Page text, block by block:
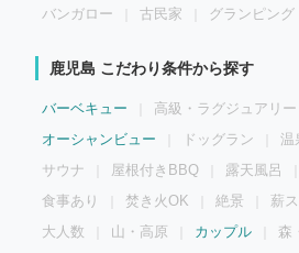
ベッド２台／TV／ドライヤー／タオル・アメニティ
BBQセット（BBQコンロ／網／炭／着火剤／トング
ください。（BBQをされた際、炭は使用されたアル
パーまで車で約１０分 ・指宿市の飲食街まで車で約
レットでご登録になります。 ご協力をお願いいたし
ます。
バンガロー
古民家 グランピング
鹿児島 こだわり条件から探す
バーベキュー 高級・ラグジュアリー
オーシャンビュー
ドッグラン 温
サウナ
屋根付きBBQ 露天風呂
食事あり
焚き火OK 絶景
薪
大人数
山・高原 カップル 森